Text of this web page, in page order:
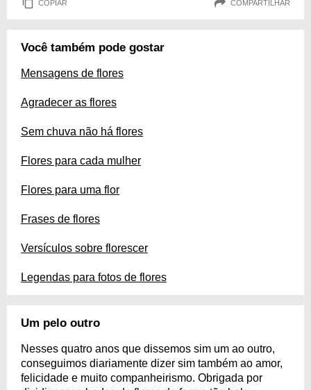
COPIAR COMPARTILHAR
Você também pode gostar
Mensagens de flores
Agradecer as flores
Sem chuva não há flores
Flores para cada mulher
Flores para uma flor
Frases de flores
Versículos sobre florescer
Legendas para fotos de flores
Um pelo outro
Nesses quatro anos que dissemos sim um ao outro,
conseguimos diariamente dizer sim também ao amor,
felicidade e muito companheirismo. Obrigada por